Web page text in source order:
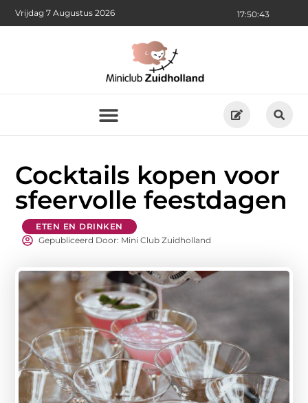
17:50:43
Vrijdag 7 Augustus 2026
Cocktails kopen voor
sfeervolle feestdagen
ETEN EN DRINKEN
Gepubliceerd Door: Mini Club Zuidholland